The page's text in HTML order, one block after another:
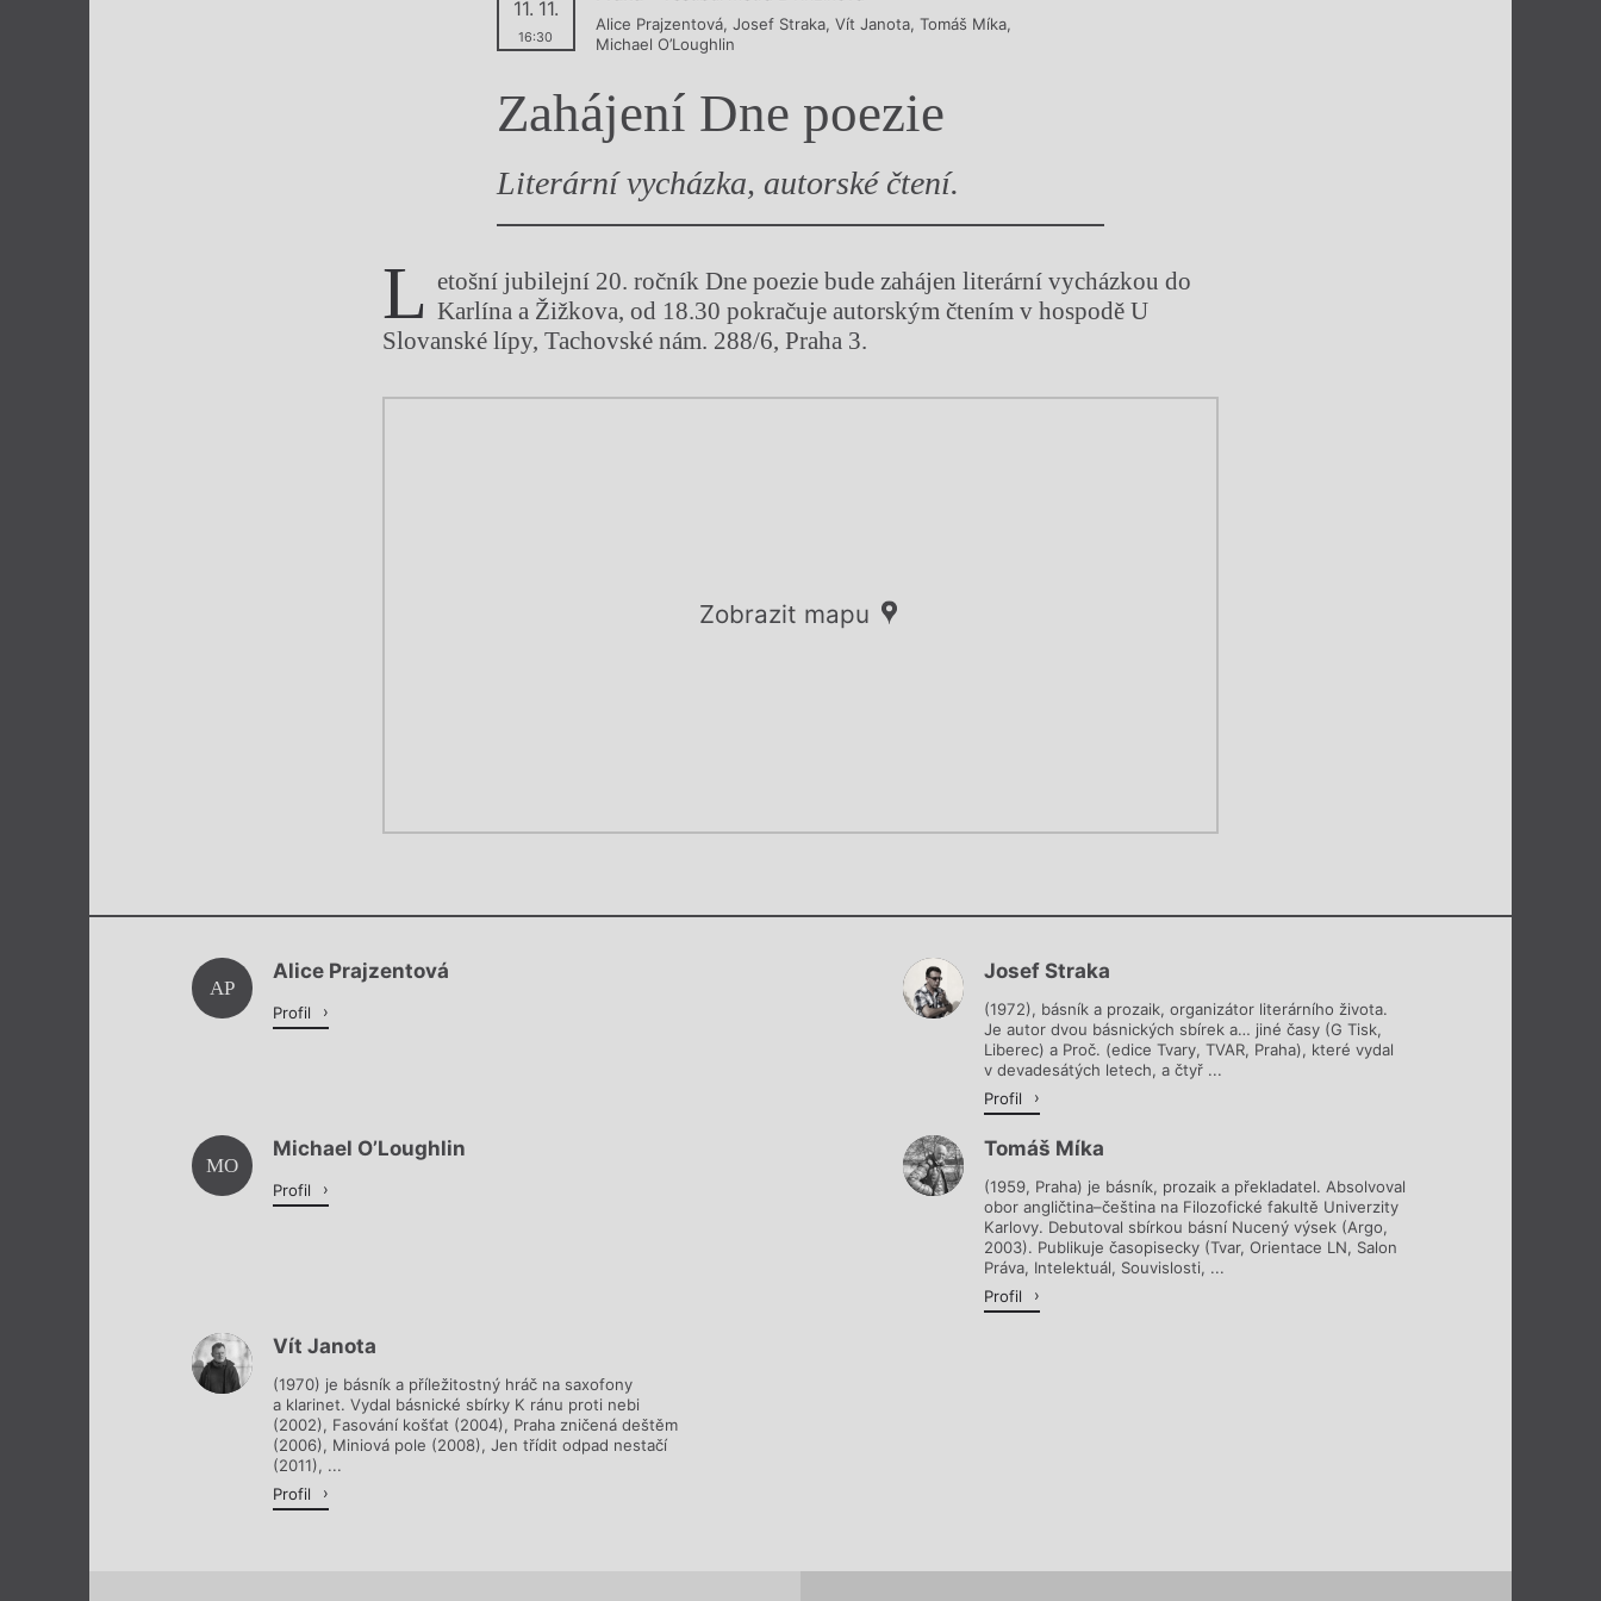
Výroční ceny
11. 11.
16:30
Alice Prajzentová, Josef Straka, Vít Janota, Tomáš Míka,
Michael O’Loughlin
Zahájení Dne poezie
Literární vycházka, autorské čtení.
L etošní jubilejní 20. ročník Dne poezie bude zahájen literární vycházkou do
Karlína a Žižkova, od 18.30 pokračuje autorským čtením v hospodě U
Slovanské lípy, Tachovské nám. 288/6, Praha 3.
Zobrazit mapu
Chviličku.
AP
Alice Prajzentová
Profil
Josef Straka
(1972), básník a prozaik, organizátor literárního života.
Je autor dvou básnických sbírek a… jiné časy (G Tisk,
Liberec) a Proč. (edice Tvary, TVAR, Praha), které vydal
v devadesátých letech, a čtyř ...
Profil
MO
Michael O’Loughlin
Profil
Tomáš Míka
(1959, Praha) je básník, prozaik a překladatel. Absolvoval
obor angličtina–čeština na Filozofické fakultě Univerzity
Karlovy. Debutoval sbírkou básní Nucený výsek (Argo,
2003). Publikuje časopisecky (Tvar, Orientace LN, Salon
Práva, Intelektuál, Souvislosti, ...
Profil
Vít Janota
(1970) je básník a příležitostný hráč na saxofony
a klarinet. Vydal básnické sbírky K ránu proti nebi
(2002), Fasování košťat (2004), Praha zničená deštěm
(2006), Miniová pole (2008), Jen třídit odpad nestačí
(2011), ...
Profil